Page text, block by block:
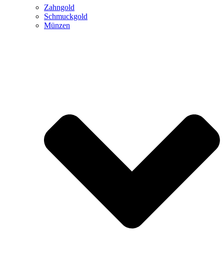
Zahngold
Schmuckgold
Münzen